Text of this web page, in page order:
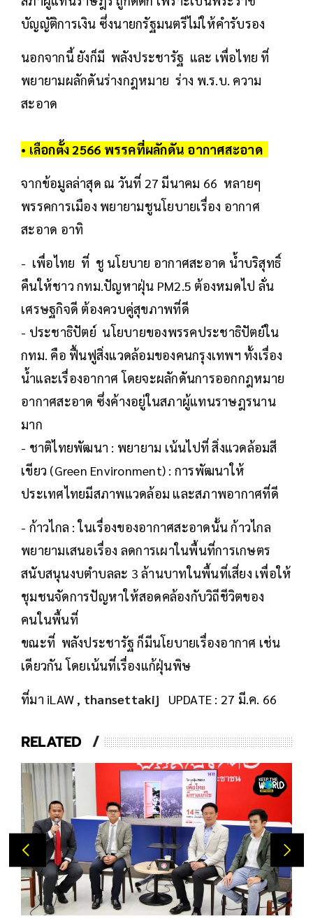
บัญญัติการเงิน ซึ่งนายกรัฐมนตรีไม่ให้คำรับรอง
นอกจากนี้ ยังก็มี พลังประชารัฐ และ เพื่อไทย ที่
พยายามผลักดันร่างกฎหมาย ร่าง พ.ร.บ. ความ
สะอาด
• เลือกตั้ง 2566 พรรคที่ผลักดัน อากาศสะอาด
จากข้อมูลล่าสุด ณ วันที่ 27 มีนาคม 66 หลายๆ
พรรคการเมือง พยายามชูนโยบายเรื่อง อากาศ
สะอาด อาทิ
- เพื่อไทย ที่ ชู นโยบาย อากาศสะอาด น้ำบริสุทธิ์
คืนให้ชาว กทม.ปัญหาฝุ่น PM2.5 ต้องหมดไป ลั่น
เศรษฐกิจดี ต้องควบคู่สุขภาพที่ดี
- ประชาธิปัตย์ นโยบายของพรรคประชาธิปัตย์ใน
กทม. คือ ฟื้นฟูสิ่งแวดล้อมของคนกรุงเทพฯ ทั้งเรื่อง
น้ำและเรื่องอากาศ โดยจะผลักดันการออกกฎหมาย
อากาศสะอาด ซึ่งค้างอยู่ในสภาผู้แทนราษฎรนาน
มาก
- ชาติไทยพัฒนา : พยายาม เน้นไปที่ สิ่งแวดล้อมสี
เขียว (Green Environment) : การพัฒนาให้
ประเทศไทยมีสภาพแวดล้อม และสภาพอากาศที่ดี
- ก้าวไกล : ในเรื่องของอากาศสะอาดนั้น ก้าวไกล
พยายามเสนอเรื่อง ลดการเผาในพื้นที่การเกษตร
สนับสนุนงบตำบลละ 3 ล้านบาทในพื้นที่เสี่ยง เพื่อให้
ชุมชนจัดการปัญหาให้สอดคล้องกับวิถีชีวิตของ
คนในพื้นที่
ขณะที่ พลังประชารัฐ ก็มีนโยบายเรื่องอากาศ เช่น
เดียวกัน โดยเน้นที่เรื่องแก้ฝุ่นพิษ
ที่มา iLAW , thansettakij UPDATE : 27 มี.ค. 66
RELATED